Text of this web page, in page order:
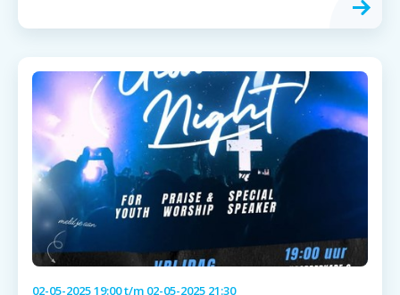
02-05-2025 19:00t/m 02-05-2025 21:30